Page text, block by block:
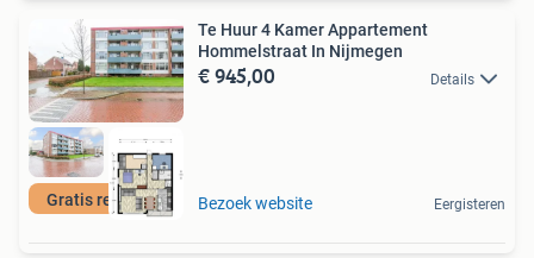
Gratis reageren
Te Huur 4 Kamer Appartement
Hommelstraat In Nijmegen
€ 945,00 Details
Bezoek website Eergisteren